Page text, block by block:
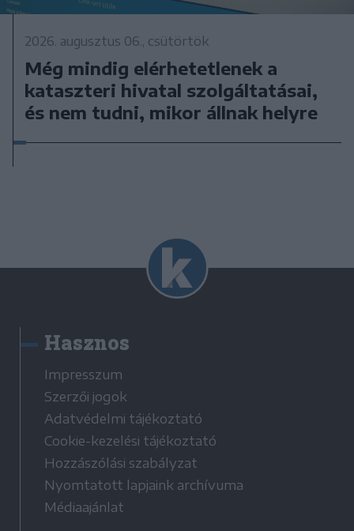
2026. augusztus 06., csütörtök
Még mindig elérhetetlenek a
kataszteri hivatal szolgáltatásai,
és nem tudni, mikor állnak helyre
Hasznos
Impresszum
Szerzői jogok
Adatvédelmi tájékoztató
Cookie-kezelési tájékoztató
Hozzászólási szabályzat
Nyomtatott lapjaink archívuma
Médiaajánlat